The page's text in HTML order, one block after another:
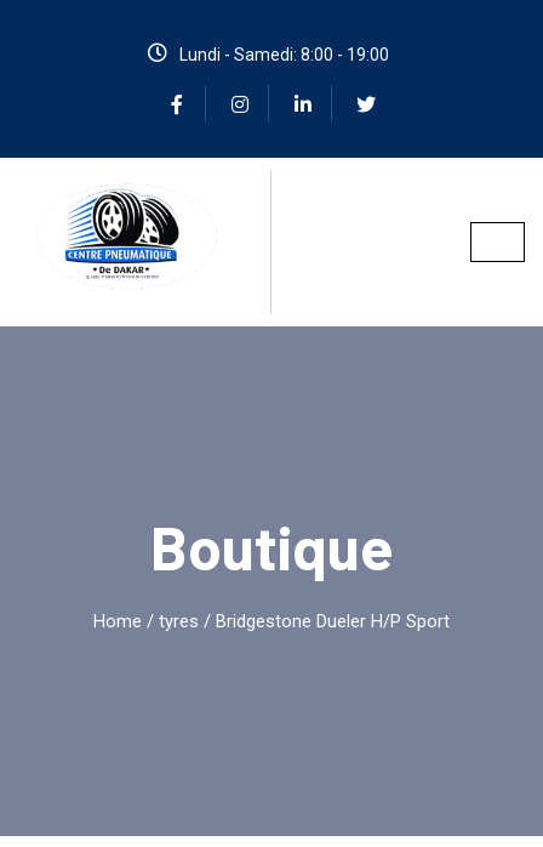
Lundi - Samedi: 8:00 - 19:00
Boutique
Home / tyres / Bridgestone Dueler H/P Sport